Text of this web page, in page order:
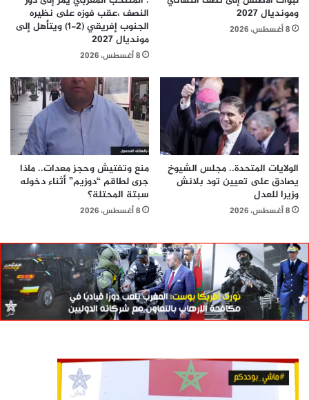
ومونديال 2027
8 أغسطس، 2026
النصف ،عقب فوزه على نظيره
الجنوب إفريقي (2-1) ويتأهل إلى
مونديال 2027
8 أغسطس، 2026
الولايات المتحدة.. مجلس الشيوخ
يصادق على تعيين تود بلانش
وزيرا للعدل
8 أغسطس، 2026
منع وتفتيش وحجز معدات.. ماذا
جرى لطاقم “دوزيم” أثناء دخوله
سبتة المحتلة؟
8 أغسطس، 2026